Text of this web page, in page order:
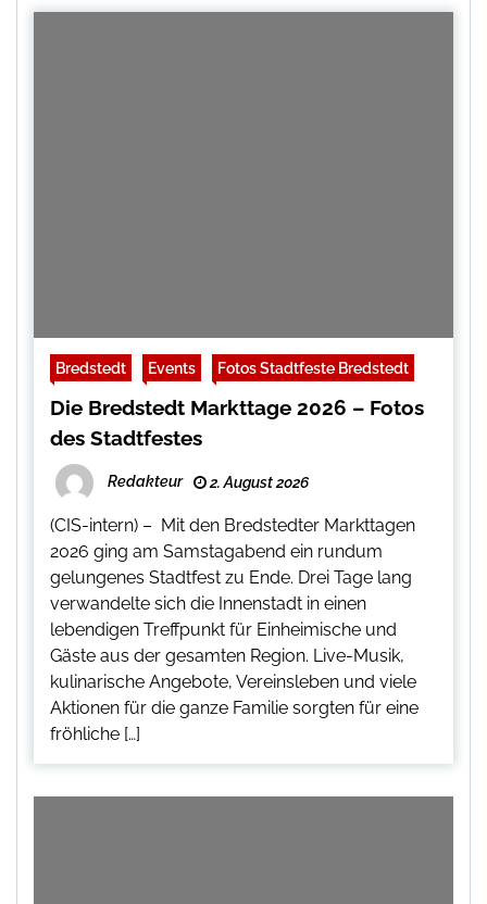
Bredstedt Events Fotos Stadtfeste Bredstedt
Die Bredstedt Markttage 2026 – Fotos
des Stadtfestes
Redakteur 2. August 2026
(CIS-intern) – Mit den Bredstedter Markttagen
2026 ging am Samstagabend ein rundum
gelungenes Stadtfest zu Ende. Drei Tage lang
verwandelte sich die Innenstadt in einen
lebendigen Treffpunkt für Einheimische und
Gäste aus der gesamten Region. Live-Musik,
kulinarische Angebote, Vereinsleben und viele
Aktionen für die ganze Familie sorgten für eine
fröhliche […]